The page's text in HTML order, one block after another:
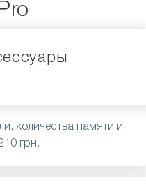
количества памяти и
400 грн до 2210 грн.